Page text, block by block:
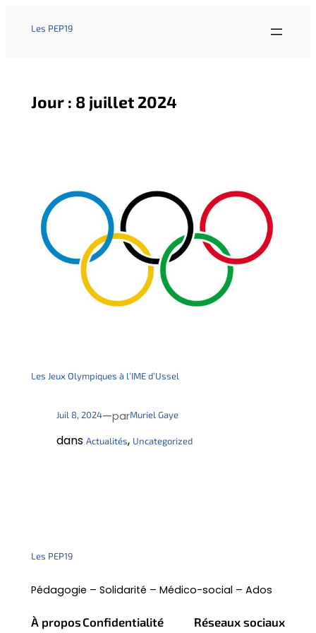
Les PEP19
Jour : 8 juillet 2024
Les Jeux Olympiques à l’IME d’Ussel
Juil 8, 2024—parMuriel Gaye
dans Actualités, Uncategorized
Les PEP19
Pédagogie – Solidarité – Médico-social – Ados
À propos Confidentialité Réseaux sociaux